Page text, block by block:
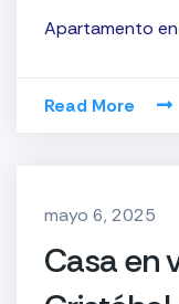
Apartamento
Read More
mayo 6, 2025
Casa en